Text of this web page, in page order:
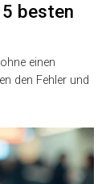
besten
einen
den Fehler und